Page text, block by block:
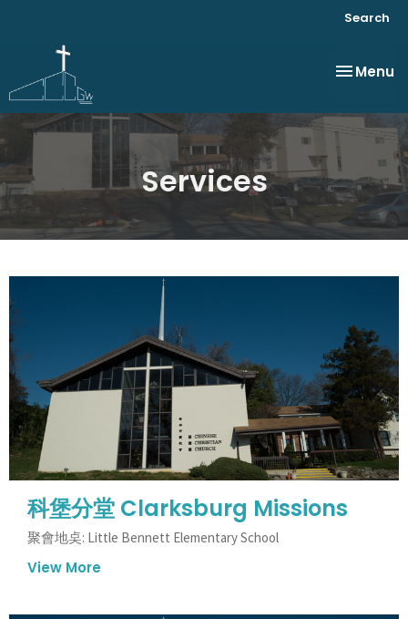
Search
Toggle
Menu
Services
科堡分堂 Clarksburg Missions
聚會地奌: Little Bennett Elementary School
View More